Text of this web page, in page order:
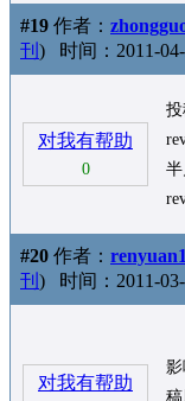
#19 作者：
刊 ) 时间：2011-
对我有帮助
0
投
半
#20 作者：
刊 ) 时间：2011-
对我有帮助